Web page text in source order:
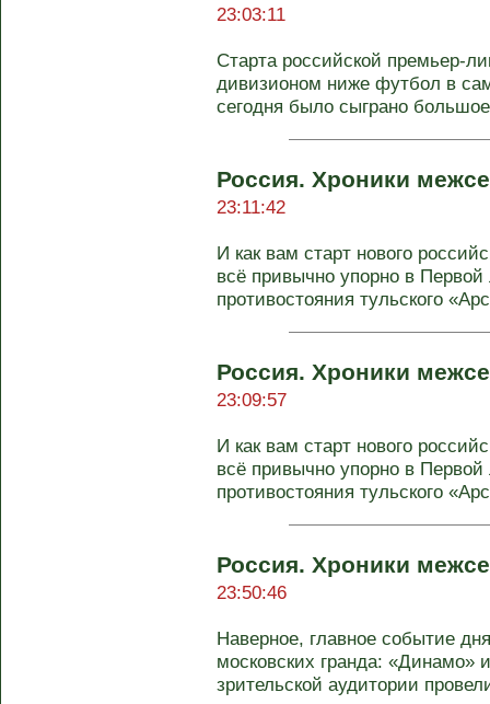
23:03:11
Старта российской премьер-
дивизионом ниже футбол в
сегодня было сыграно
Россия. Хроники
23:11:42
И как вам старт нового
всё привычно упорно в Первой
противостояния тульского
Россия. Хроники
23:09:57
И как вам старт нового
всё привычно упорно в Первой
противостояния тульского
Россия. Хроники
23:50:46
Наверное, главное событие
московских гранда: «Динамо»
зрительской аудитории